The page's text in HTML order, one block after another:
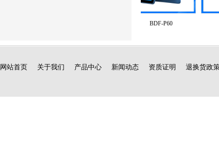
BDF-P60
网站首页 关于我们 产品中心 新闻动态 资质证明 退换货政